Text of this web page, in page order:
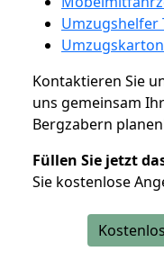
Umzugshelfer
Kontaktieren Sie
uns gemeinsam
Bergzabern
Füllen Sie jetzt
Sie kostenlose